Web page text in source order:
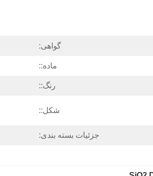
گواهی:
ماده::
رنگ::
شکل::
جزئیات بسته بندی: